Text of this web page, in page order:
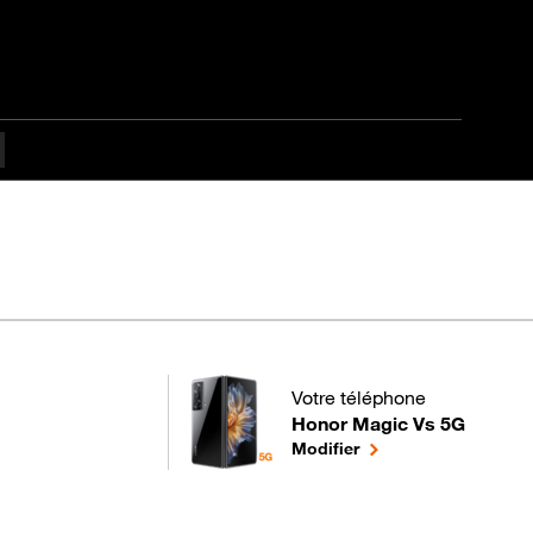
Débutant
Votre téléphone
Honor Magic Vs 5G
pour votre Honor Magic Vs
Modifierle téléphone